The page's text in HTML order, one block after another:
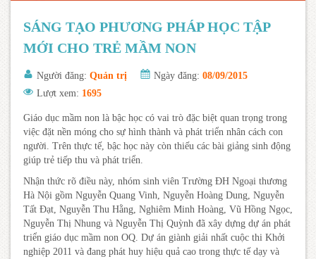
SÁNG TẠO PHƯƠNG PHÁP HỌC TẬP
MỚI CHO TRẺ MẦM NON
Người đăng: Quản trị Ngày đăng: 08/09/2015
Lượt xem: 1695
Giáo dục mầm non là bậc học có vai trò đặc biệt quan trọng trong
việc đặt nền móng cho sự hình thành và phát triển nhân cách con
người. Trên thực tế, bậc học này còn thiếu các bài giảng sinh động
giúp trẻ tiếp thu và phát triển.
Nhận thức rõ điều này, nhóm sinh viên Trường ĐH Ngoại thương
Hà Nội gồm Nguyễn Quang Vinh, Nguyễn Hoàng Dung, Nguyễn
Tất Đạt, Nguyễn Thu Hằng, Nghiêm Minh Hoàng, Vũ Hồng Ngọc,
Nguyễn Thị Nhung và Nguyễn Thị Quỳnh đã xây dựng dự án phát
triển giáo dục mầm non OQ. Dự án giành giải nhất cuộc thi Khởi
nghiệp 2011 và đang phát huy hiệu quả cao trong thực tế dạy và